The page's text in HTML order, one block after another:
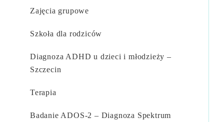
Zajęcia grupowe
Szkoła dla rodziców
Diagnoza ADHD u dzieci i młodzieży –
Szczecin
Terapia
Badanie ADOS-2 – Diagnoza Spektrum